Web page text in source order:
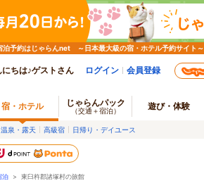
泊予約はじゃらんnet ～日本最大級の宿・ホテル予約サイト～
にちは♪ゲストさん ログイン 会員登録
宿・ホテル じゃらんパック
（交通＋宿泊） 遊び・体験
温泉・露天 高級宿 日帰り・デイユース
泊 > 東臼杵郡諸塚村の旅館